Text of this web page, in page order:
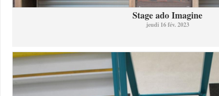
Stage ado Imagine
jeudi 16 fév. 2023